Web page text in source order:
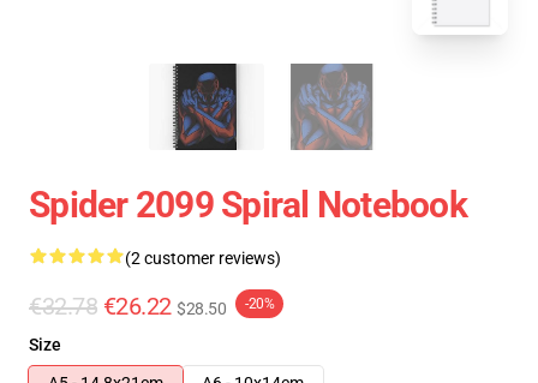
Spider 2099 Spiral Notebook
(2 customer reviews)
€32.78 €26.22 $28.50 -20%
Size